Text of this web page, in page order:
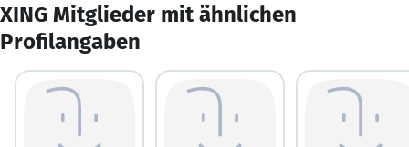
XING Mitglieder mit ähnlichen
Profilangaben